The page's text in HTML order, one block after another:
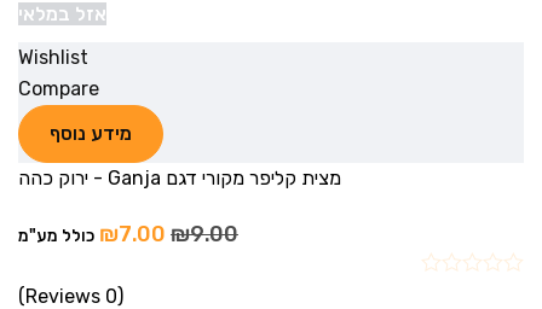
אזל במלאי
Wishlist
Compare
מידע נוסף
מצית קליפר מקורי דגם Ganja - ירוק כהה
₪9.00
₪7.00 כולל מע"מ
(0 Reviews)